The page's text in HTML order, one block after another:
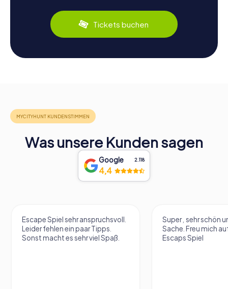
Tickets buchen
Was unsere Kunden sagen
Google 2.118
4,4
Super , sehr schön und eine tolle
Sache. Freu mich aufs nächste
Escaps Spiel
Sehr cooler VR